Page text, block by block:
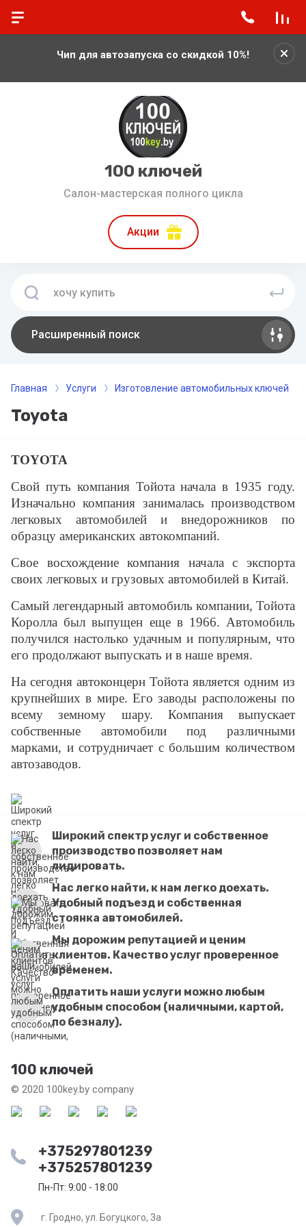
Чип для автозапуска со скидкой 10%!
100 ключей
Салон-мастерская полного цикла
Акции
Расширенный поиск
Главная Услуги Изготовление автомобильных ключей
Toyota
TOYOTA
Свой путь компания Тойота начала в 1935 году.
Изначально компания занималась производством
легковых автомобилей и внедорожников по
образцу американских автокомпаний.
Свое восхождение компания начала с экспорта
своих легковых и грузовых автомобилей в Китай.
Самый легендарный автомобиль компании, Тойота
Королла был выпущен еще в 1966. Автомобиль
получился настолько удачным и популярным, что
его продолжают выпускать и в наше время.
На сегодня автоконцерн Тойота является одним из
крупнейших в мире. Его заводы расположены по
всему земному шару. Компания выпускает
собственные автомобили под различными
марками, и сотрудничает с большим количеством
автозаводов.
Широкий спектр услуг и собственное
производство позволяет нам
лидировать.
Нас легко найти, к нам легко доехать.
Удобный подъезд и собственная
стоянка автомобилей.
Мы дорожим репутацией и ценим
клиентов. Качество услуг проверенное
временем.
Оплатить наши услуги можно любым
удобным способом (наличными, картой,
по безналу).
100 ключей
© 2020 100key.by company
+375297801239
+375257801239
Пн-Пт: 9:00 - 18:00
г. Гродно, ул. Богуцкого, 3а